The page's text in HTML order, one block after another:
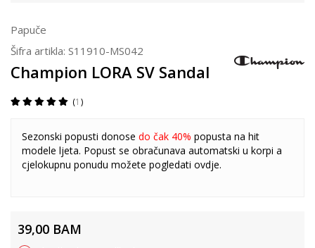
Papuče
Šifra artikla: S11910-MS042
Champion LORA SV Sandal
1
Sezonski popusti donose do čak 40% popusta na hit
modele ljeta. Popust se obračunava automatski u korpi a
cjelokupnu ponudu možete pogledati ovdje.
39,00 BAM